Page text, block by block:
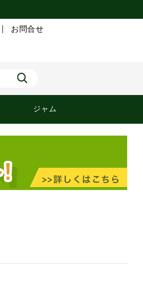
お問合せ
ジャム